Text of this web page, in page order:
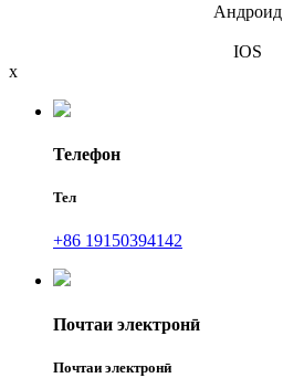
Андроид
IOS
x
Телефон
Тел
+86 19150394142
Почтаи электронӣ
Почтаи электронӣ